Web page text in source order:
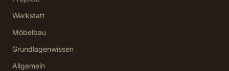
Werkstatt
Möbelbau
Grundlagenwissen
Allgemein